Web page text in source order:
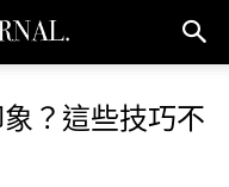
？這些技巧不